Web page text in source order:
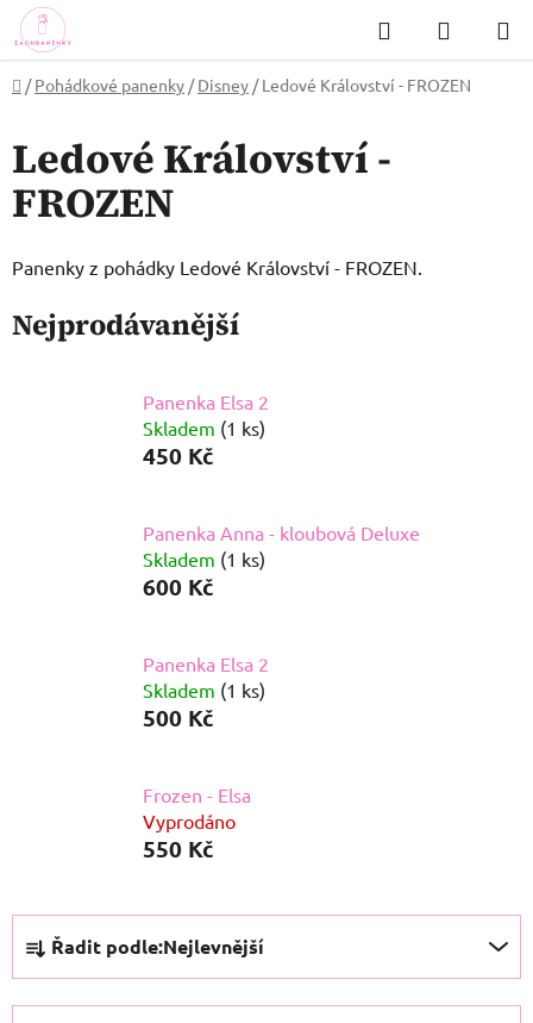
Přejít
na
obsah
Hledat
KOŠÍK
Domů
/ Pohádkové panenky / Disney / Ledové Království - FROZEN
Ledové Království -
FROZEN
Panenky z pohádky Ledové Království - FROZEN.
Nejprodávanější
Panenka Elsa 2
Skladem (1 ks)
450 Kč
Panenka Anna - kloubová Deluxe
Skladem (1 ks)
600 Kč
Panenka Elsa 2
Skladem (1 ks)
500 Kč
Frozen - Elsa
Vyprodáno
550 Kč
Ř
a
z
Řadit podle:Nejlevnější